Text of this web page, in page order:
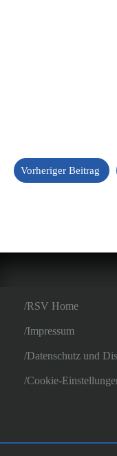
Vorheriger Beitrag
RSV Home
Impressum
Datenschutz und
Cookie-